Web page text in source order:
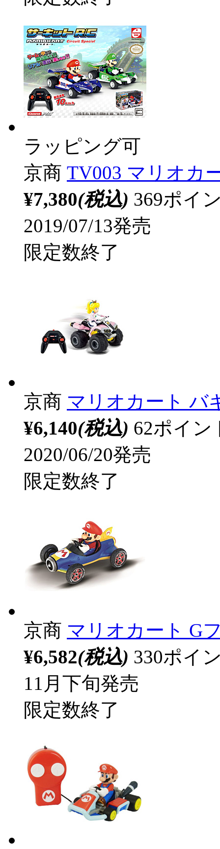
ラッピング可
京商 TV003 マリオカ
¥7,380(税込) 369ポイ
2019/07/13発売
限定数終了
京商 マリオカート バ
¥6,140(税込) 62ポイ
2020/06/20発売
限定数終了
京商 マリオカート G
¥6,582(税込) 330ポイ
11月下旬発売
限定数終了